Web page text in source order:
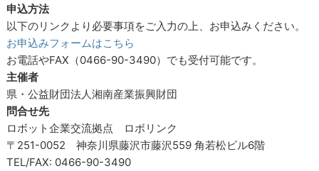
申込方法
以下のリンクより必要事項をご入力の上、お申込みください。
お申込みフォームはこちら
お電話やFAX（0466-90-3490）でも受付可能です。
主催者
県・公益財団法人湘南産業振興財団
問合せ先
ロボット企業交流拠点 ロボリンク
〒251-0052 神奈川県藤沢市藤沢559 角若松ビル6階
TEL/FAX: 0466-90-3490